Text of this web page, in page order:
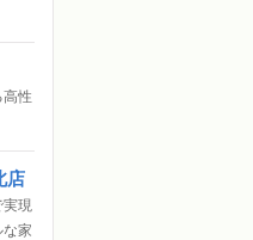
性
店
現
な家